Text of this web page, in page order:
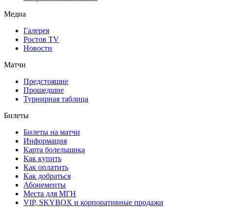
Медиа
Галерея
Ростов TV
Новости
Матчи
Предстоящие
Прошедшие
Турнирная таблица
Билеты
Билеты на матчи
Информация
Карта болельщика
Как купить
Как оплатить
Как добраться
Абонементы
Места для МГН
VIP, SKYBOX и корпоративные продажи